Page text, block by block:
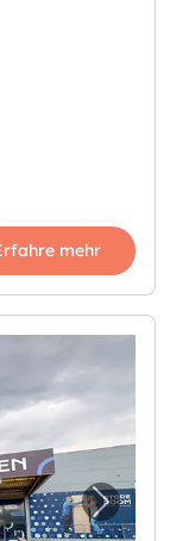
mehr
Lager St.